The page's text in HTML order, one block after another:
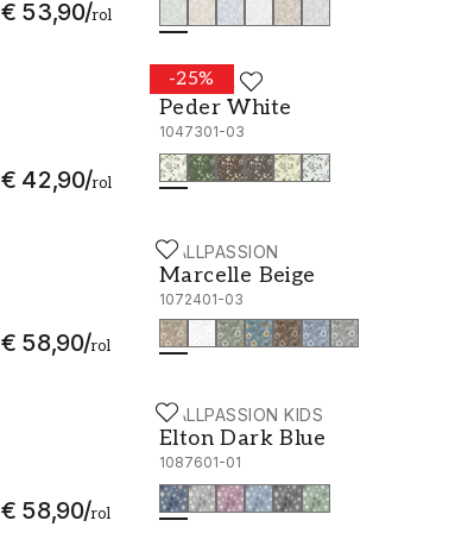
€ 53,90/rol
€ 42,90/rol
-25%
SCANDZA
Peder White
1047301-03
Peder White - 1047301-03
€ 58,90/rol
WALLPASSION
Marcelle Beige
1072401-03
Marcelle Beige - 1072401-03
€ 58,90/rol
WALLPASSION KIDS
Elton Dark Blue
1087601-01
Elton Dark Blue - 1087601-01